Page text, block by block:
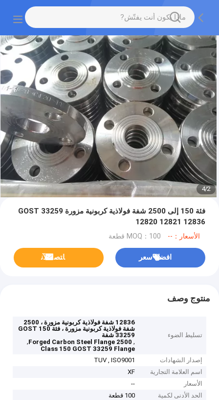
2
/
4
فئة 150 إلى 2500 شفة فولاذية كربونية مزورة GOST 33259
12820 12821 12836
الأسعار：-- MOQ：100 قطعة
افضل سعر ﺎﺘﺼﻟ ﺍﻶﻧ
منتوج وصف
تسليط الضوء
12836 شفة فولاذية كربونية مزورة ، 2500
شفة فولاذية كربونية مزورة ، فئة 150 GOST
33259 شفة
,
2500 Forged Carbon Steel Flange
,
Class 150 GOST 33259 Flange
إصدار الشهادات
TUV , ISO9001
اسم العلامة التجارية
XF
الأسعار
--
الحد الأدنى لكمية
100 قطعة